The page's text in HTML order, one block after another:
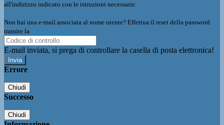
all'indirizzo indicato con le istruzioni necessarie.
Non hai una e-mail associata al nome utente? Effettua il reset della password
tramite la Login Spaggiari
E-mail inviata, si prega di controllare la casella di posta elettronica!
Errore
Chiudi
Successo
Chiudi